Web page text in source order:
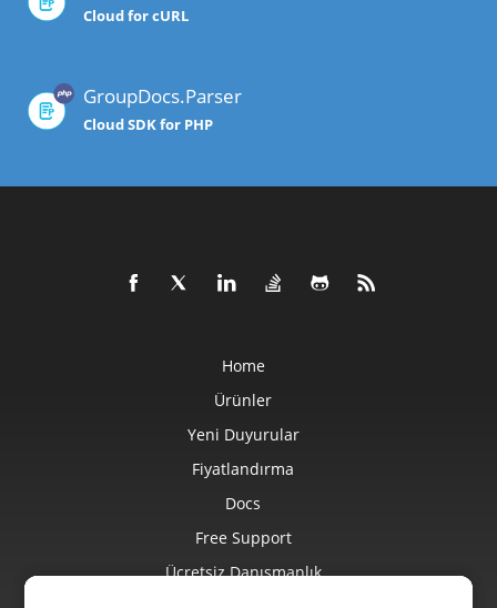
Cloud for cURL
GroupDocs.Parser
Cloud SDK for PHP
Home
Ürünler
Yeni Duyurular
Fiyatlandırma
Docs
Free Support
Ücretsiz Danışmanlık